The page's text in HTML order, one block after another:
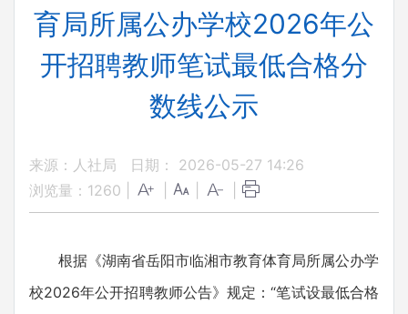
育局所属公办学校2026年公
开招聘教师笔试最低合格分
数线公示
来源：人社局
日期： 2026-05-27 14:26
浏览量： 1260
根据《湖南省岳阳市临湘市教育体育局所属公办学
校2026年公开招聘教师公告》规定：“笔试设最低合格